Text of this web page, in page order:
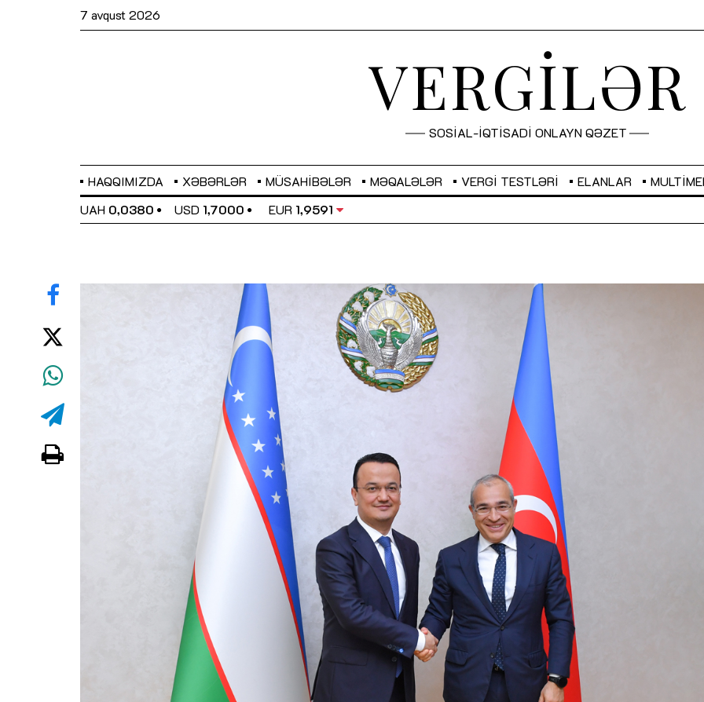
7 avqust 2026
VERGİLƏR
SOSİAL-İQTİSADİ ONLAYN QƏZET
HAQQIMIZDA XƏBƏRLƏR MÜSAHIBƏLƏR MƏQALƏLƏR VERGI TESTLƏRI ELANLAR
UAH 0,0380 USD 1,7000 EUR 1,9591
Sahibkarlıq fəaliyyəti üçün inklüziv
imkanlar yaradan vergi təşviqləri
MƏQALƏ
Dünya iqtisadiyyatında vergi
siyasətinin imperativləri
MƏQALƏ
sayəsində aparılmış islahatın nəticələri
MÜSAHİBƏ
Maliyyə planlaması prizmasında
büdcəyə baxış
MƏQALƏ
Gülminə Məlikzadə: “Azərbaycan
Bacarıqlar Akseleratoru” ixtisaslaşmış
kadrların hazırlanmasını hədəfləyir”
Azərbaycanda dövlət-özəl
çərçivəsində həyata
layihə
Aydın Hüseynov: “Əsrin
Azərbaycanın iqtisadi
təmin edən əsas
MÜSAHİBƏ